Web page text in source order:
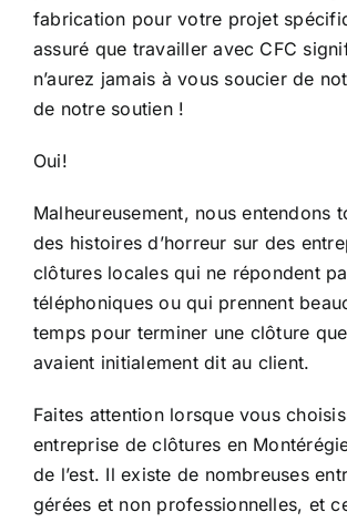
fabrication pour votre projet
assuré que travailler avec CFC
n’aurez jamais à vous soucier de
de notre soutien !
Oui!
Malheureusement, nous entendons
des histoires d’horreur sur des
clôtures locales qui ne répondent
téléphoniques ou qui prennent
temps pour terminer une clôture
avaient initialement dit au client.
Faites attention lorsque vous
entreprise de clôtures en
de l’est. Il existe de nombreuses
gérées et non professionnelles, et